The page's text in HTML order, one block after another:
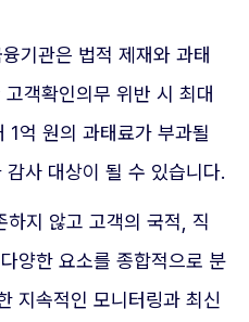
기관은 법적 제재와 과태
객확인의무 위반 시 최대
억 원의 과태료가 부과될
사 대상이 될 수 있습니다.
하지 않고 고객의 국적, 직
양한 요소를 종합적으로 분
지속적인 모니터링과 최신